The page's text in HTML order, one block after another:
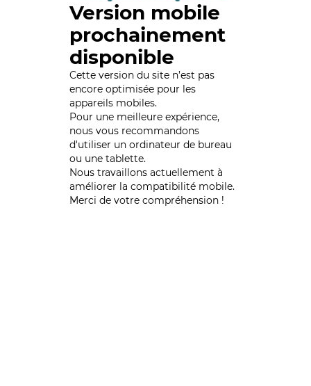
Version mobile
prochainement
disponible
Cette version du site n’est pas
encore optimisée pour les
appareils mobiles.
Pour une meilleure expérience,
nous vous recommandons
d'utiliser un ordinateur de bureau
ou une tablette.
Nous travaillons actuellement à
améliorer la compatibilité mobile.
Merci de votre compréhension !